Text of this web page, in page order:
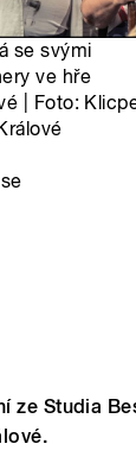
se svými
ve hře
| Foto:
ze Studia